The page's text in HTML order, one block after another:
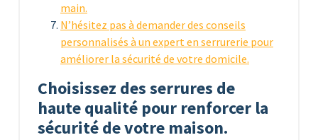
main.
N’hésitez pas à demander des conseils
personnalisés à un expert en serrurerie pour
améliorer la sécurité de votre domicile.
Choisissez des serrures de
haute qualité pour renforcer la
sécurité de votre maison.